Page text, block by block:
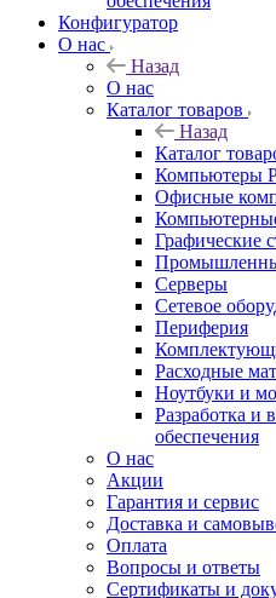
Конфигуратор
О нас
Назад
О нас
Каталог товаров
Назад
Каталог
Компьютеры
Офисные
Графические
Серверы
Сетевое
Периферия
Расходные
Ноутбуки и
Разработка и
обеспечения
О нас
Акции
Гарантия и сервис
Доставка и
Оплата
Вопросы и ответы
Сертификаты и